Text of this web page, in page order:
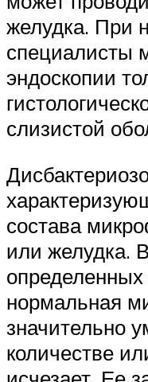
желудка. При
специалисты
эндоскопии
слизистой
состава
или желудка.
нормальная
значительно
количестве